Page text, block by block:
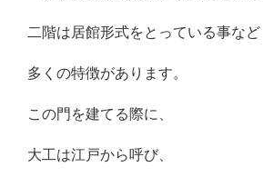
二階は居館形式をとっている事など
多くの特徴があります。
この門を建てる際に、
大工は江戸から呼び、